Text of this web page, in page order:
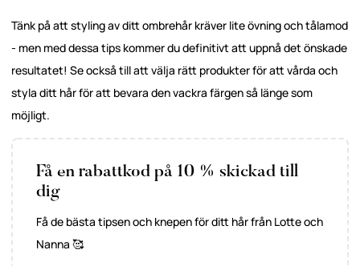
Tänk på att styling av ditt ombrehår kräver lite övning och tålamod
- men med dessa tips kommer du definitivt att uppnå det önskade
resultatet! Se också till att välja rätt produkter för att vårda och
styla ditt hår för att bevara den vackra färgen så länge som
möjligt.
Få en rabattkod på 10 % skickad till
dig
Få de bästa tipsen och knepen för ditt hår från Lotte och
Nanna 🥰